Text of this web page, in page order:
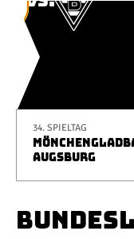
34. SPIELTAG
AUGSBURG